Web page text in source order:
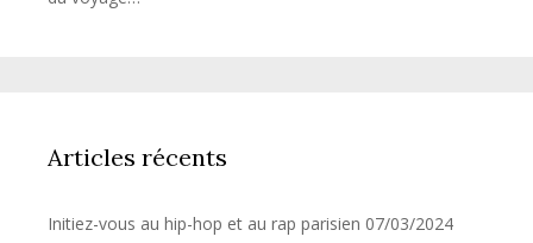
Articles récents
Initiez-vous au hip-hop et au rap parisien 07/03/2024